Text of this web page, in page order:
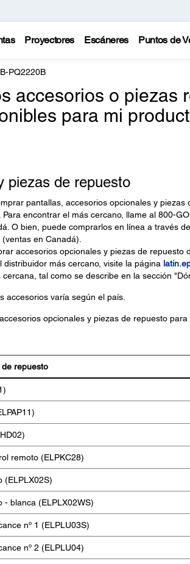
Proyectores Escáneres Puntos de
PQ2220B
accesorios o piezas
para mi
piezas de repuesto
pantallas, accesorios opcionales y piezas
encontrar el más cercano, llame al 800-
O bien, puede comprarlos en línea a través
(ventas en Canadá).
accesorios opcionales y piezas de repuesto
distribuidor más cercano, visite la página
tal como se describe en la sección
accesorios varía según el país.
opcionales y piezas de repuesto para
repuesto
remoto (ELPKC28)
(ELPLX02S)
- blanca (ELPLX02WS)
nº 1 (ELPLU03S)
nº 2 (ELPLU04)